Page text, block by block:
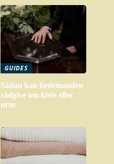
GUIDES
Sådan kan bedemanden
rådgive om kiste eller
urne